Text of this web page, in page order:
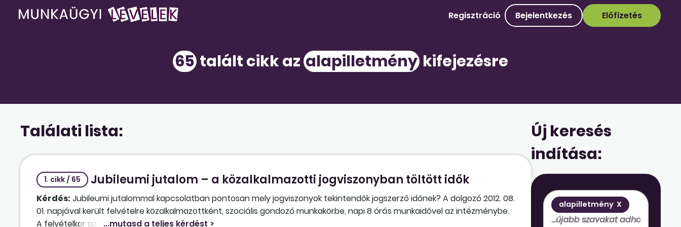
Regisztráció Bejelentkezés Előfizetés
65 talált cikk az alapilletmény kifejezésre
Találati lista:
1. cikk / 65 Jubileumi jutalom – a közalkalmazotti jogviszonyban töltött idők
Kérdés: Jubileumi jutalommal kapcsolatban pontosan mely jogviszonyok tekintendők jogszerző időnek? A dolgozó 2012. 08.
01. napjával került felvételre közalkalmazottként, szociális gondozó munkakörbe, napi 8 órás munkaidővel az intézménybe.
A felvételkor az alábbiak szerint rögzítették a korábbi jogviszonyait;
Új keresés
indítása:
alapilletményX